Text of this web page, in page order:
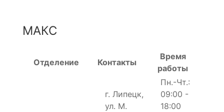
МАКС
Отделение Контакты
Время
работы
г. Липецк,
ул. М.
Пн.-Чт.:
09:00 -
18:00